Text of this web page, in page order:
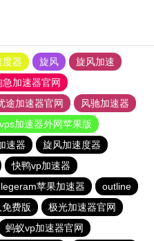
度器 旋风
旋风加速
急加速器官网
途加速器官网
风驰加速器
加速器外网苹果版
速器
旋风加速度器
快鸭vp加速器
苹果加速器
outline
费版
极光加速器官网
蚂蚁vp加速器官网